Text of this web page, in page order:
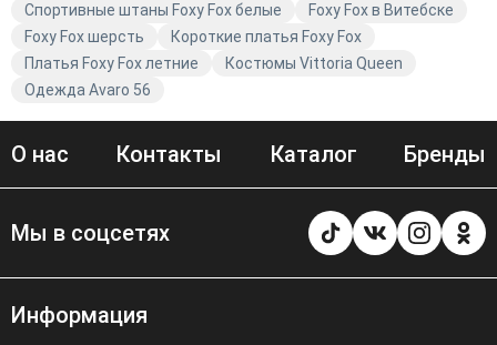
Спортивные штаны Foxy Fox белые
Foxy Fox в Витебске
Foxy Fox шерсть
Короткие платья Foxy Fox
Платья Foxy Fox летние
Костюмы Vittoria Queen
Одежда Avaro 56
О нас Контакты Каталог Бренды
Мы в соцсетях
Информация